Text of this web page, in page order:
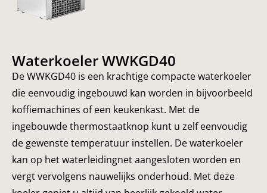
Waterkoeler WWKGD40
De WWKGD40 is een krachtige compacte waterkoeler
die eenvoudig ingebouwd kan worden in bijvoorbeeld
koffiemachines of een keukenkast. Met de
ingebouwde thermostaatknop kunt u zelf eenvoudig
de gewenste temperatuur instellen. De waterkoeler
kan op het waterleidingnet aangesloten worden en
vergt vervolgens nauwelijks onderhoud. Met deze